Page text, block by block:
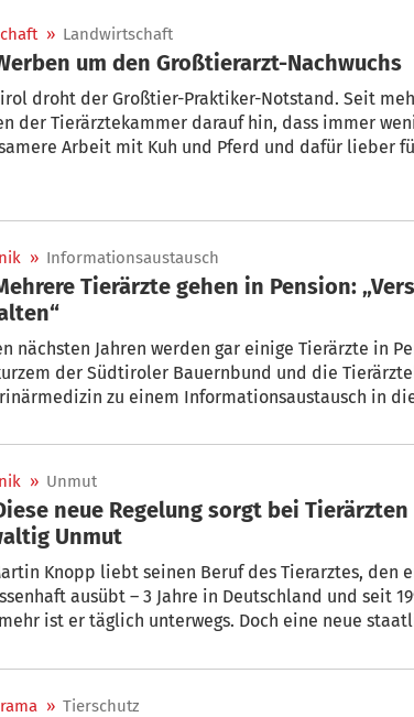
eine „Rettungsaktion“.
» Landwirtschaft
Werben um den Großtierarzt-Nachwuchs
droht der Großtier-Praktiker-Notstand. Seit
der Tierärztekammer darauf hin, dass immer
Arbeit mit Kuh und Pferd und dafür lieber
» Informationsaustausch
nächsten Jahren werden gar einige Tierärzte in
der Südtiroler Bauernbund und die
zu einem Informationsaustausch in
der Tierhaltung in Südtirol und die
» Unmut
Unmut
Knopp liebt seinen Beruf des Tierarztes, den
ausübt – 3 Jahre in Deutschland und seit 1994 im Sarntal. 10 Stunden
ist er täglich unterwegs. Doch eine neue
» Tierschutz